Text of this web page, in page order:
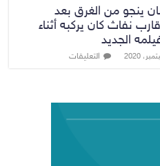
ينجو من الغرق بعد
نفاث كان يركبه أثناء
الجديد
التعليقات